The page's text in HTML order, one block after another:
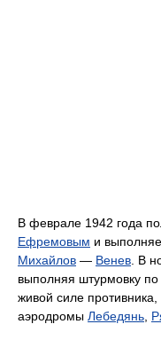
В феврале 1942 года
Ефремовым и
Михайлов — Венев . В
выполняя штурмовку
живой силе
аэродромы Лебедянь